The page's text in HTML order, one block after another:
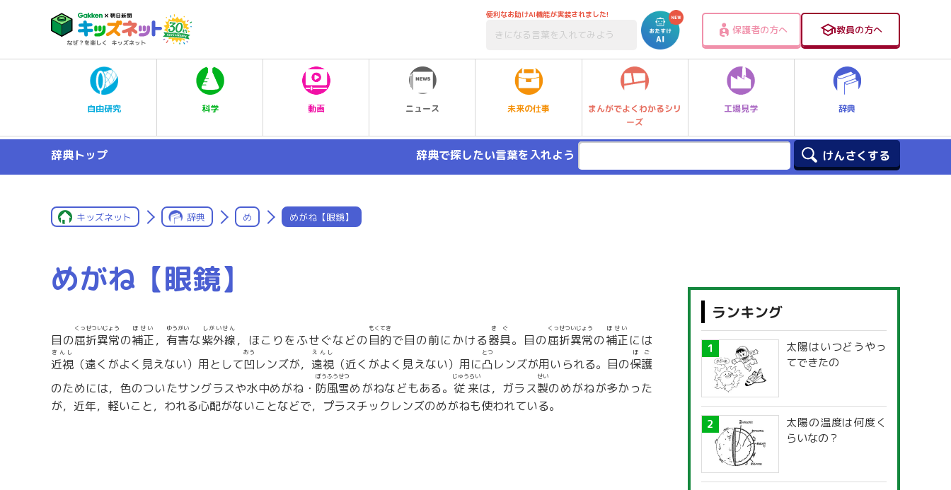
便利なお助けAI機能が実装されました!
保護者の方へ 教員の方へ
自由研究 科学 動画 ニュース 未来の仕事
まんがでよくわかるシリ
ーズ
工場見学 辞典
辞典トップ 辞典で探したい言葉を入れよう
キッズネット 辞典 め めがね【眼鏡】
めがね【眼鏡】
目の屈折
くっせつ
異常
いじょう
の補正
ほせい
， 有害
ゆうがい
な紫外線
しがいせん
，ほこりをふせぐなどの目的
もくてき
で目の前にかける器具
きぐ
。目の屈折異常
くっせついじょう
の補正
ほせい
には
近視
きんし
（遠くがよく見えない）用として凹
おう
レンズが， 遠視
えんし
（近くがよく見えない）用に凸
とつ
レンズが用いられる。目の保護
ほご
のためには，色のついたサングラスや水中めがね・ 防風雪
ぼうふうせつ
めがねなどもある。 従来
じゅうらい
は，ガラス製
せい
のめがねが多かった
が，近年，軽いこと，われる心配がないことなどで，プラスチックレンズのめがねも使われている。
ランキング
太陽はいつどうやっ
てできたの
太陽の温度は何度く
らいなの？